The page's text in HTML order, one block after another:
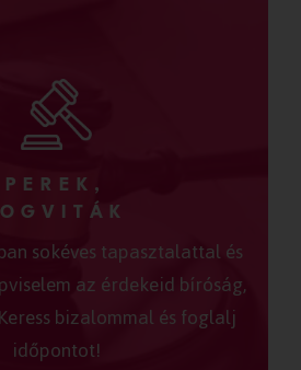
PEREK,
sokéves tapasztalattal és
az érdekeid bíróság,
bizalommal és foglalj
időpontot!